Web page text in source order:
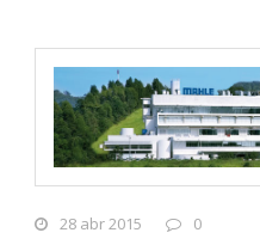
28 abr 2015 0